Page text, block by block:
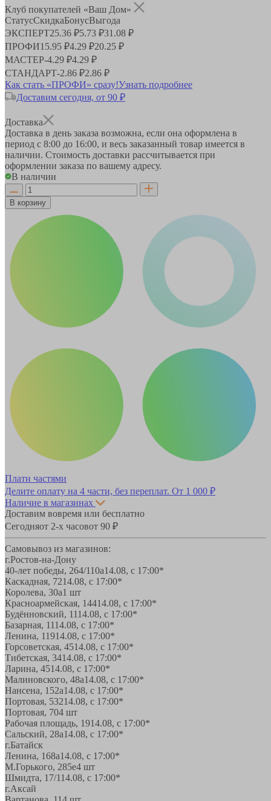
Клуб покупателей «Ваш Дом»
СтатусСкидкаБонусВыгода
ЭКСПЕРТ25.36 ₽5.73 ₽31.08 ₽
ПРОФИ15.95 ₽4.29 ₽20.25 ₽
МАСТЕР-4.29 ₽4.29 ₽
СТАНДАРТ-2.86 ₽2.86 ₽
Как стать «ПРОФИ» сразу!Узнать подробнее
Доставим сегодня, от 90 ₽
Доставка
Доставка в день заказа возможна, если она оформлена в
период с 8:00 до 16:00, и весь заказанный товар имеется в
наличии. Стоимость доставки рассчитывается при
оформлении заказа по вашему адресу.
В наличии
В корзину
Плати частями
Делите оплату на 4 части, без переплат. От 1 000 ₽
Наличие в магазинах
Доставим вовремя или бесплатно
Сегодняот 2-х часовот 90 ₽
Самовывоз из магазинов:
г.Ростов-на-Дону
40-лет победы, 264/110а14.08, с 17:00*
Каскадная, 7214.08, с 17:00*
Королева, 30а1 шт
Красноармейская, 14414.08, с 17:00*
Будённовский, 1114.08, с 17:00*
Базарная, 1114.08, с 17:00*
Ленина, 11914.08, с 17:00*
Горсоветская, 4514.08, с 17:00*
Тибетская, 3414.08, с 17:00*
Ларина, 4514.08, с 17:00*
Малиновского, 48а14.08, с 17:00*
Нансена, 152а14.08, с 17:00*
Портовая, 53214.08, с 17:00*
Портовая, 704 шт
Рабочая площадь, 1914.08, с 17:00*
Сальский, 28a14.08, с 17:00*
г.Батайск
Ленина, 168а14.08, с 17:00*
М.Горького, 285е4 шт
Шмидта, 17/114.08, с 17:00*
г.Аксай